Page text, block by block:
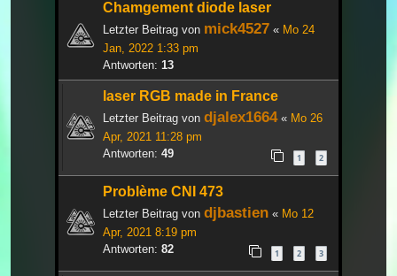
Chamgement diode laser
Letzter Beitrag von mick4527 « Mo 24
Jan, 2022 1:33 pm
Antworten: 13
laser RGB made in France
Letzter Beitrag von djalex1664« Mo 26
Apr, 2021 11:28 pm
Antworten: 49 1 2
Problème CNI 473
Letzter Beitrag von djbastien « Mo 12
Apr, 2021 8:19 pm
Antworten: 82 1 2 3